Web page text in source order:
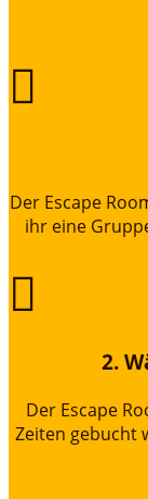

Der Escape
ihr eine

2.
Der Escape
Zeiten gebucht